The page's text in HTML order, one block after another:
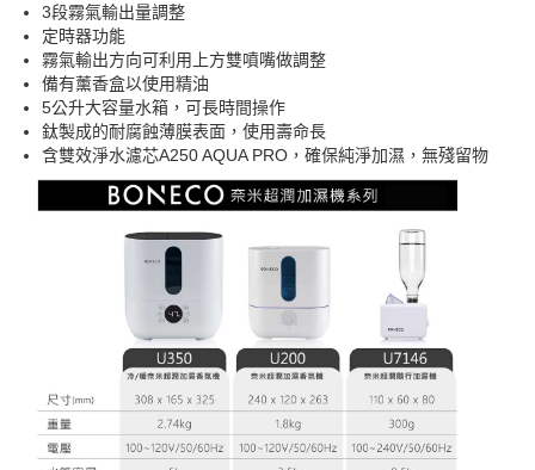
3段霧氣輸出量調整
定時器功能
霧氣輸出方向可利用上方雙噴嘴做調整
備有薰香盒以使用精油
5公升大容量水箱，可長時間操作
鈦製成的耐腐蝕薄膜表面，使用壽命長
含雙效淨水濾芯A250 AQUA PRO，確保純淨加濕，無殘留物